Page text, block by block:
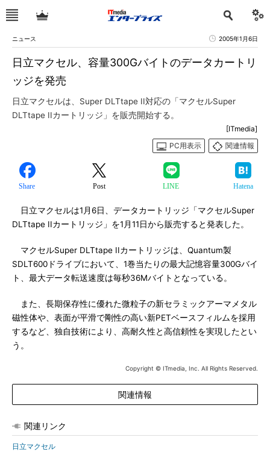
ニュース 2005年1月6日
日立マクセル、容量300Gバイトのデータカートリ
ッジを発売
日立マクセルは、Super DLTtape II対応の「マクセルSuper
DLTtape IIカートリッジ」を販売開始する。
[ITmedia]
PC用表示
関連情報
Share Post LINE Hatena
日立マクセルは1月6日、データカートリッジ「マクセルSuper
DLTtape IIカートリッジ」を1月11日から販売すると発表した。
マクセルSuper DLTtape IIカートリッジは、Quantum製
SDLT600ドライブにおいて、1巻当たりの最大記憶容量300Gバイ
ト、最大データ転送速度は毎秒36Mバイトとなっている。
また、長期保存性に優れた微粒子の新セラミックアーマメタル
磁性体や、表面が平滑で剛性の高い新PETベースフィルムを採用
するなど、独自技術により、高耐久性と高信頼性を実現したとい
う。
Copyright © ITmedia, Inc. All Rights Reserved.
関連情報
関連リンク
日立マクセル